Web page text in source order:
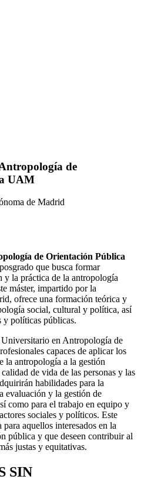
de
UAM
de Madrid
de Orientación Pública
que busca formar
y la práctica de la antropología
máster, impartido por la
ofrece una formación teórica y
social, cultural y política, así
y políticas públicas.
en Antropología de
capaces de aplicar los
la antropología a la gestión
de vida de las personas y las
habilidades para la
evaluación y la gestión de
como para el trabajo en equipo y
sociales y políticos. Este
aquellos interesados en la
pública y que deseen contribuir al
justas y equitativas.
SIN